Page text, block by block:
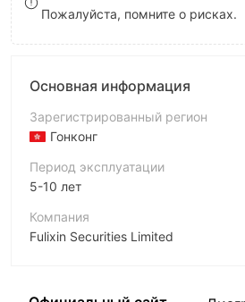
Пожалуйста, помните о рисках.
Основная информация
Зарегистрированный регион
Гонконг
Период эксплуатации
5-10 лет
Компания
Fulixin Securities Limited